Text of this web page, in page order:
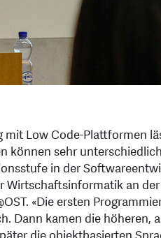
Low Code-Plattformen
können sehr
in der
Wirtschaftsinformatik an
«Die ersten
Dann kamen die höheren,